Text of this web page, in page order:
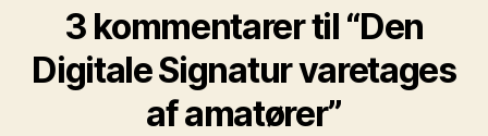
3 kommentarer til “Den
Digitale Signatur varetages
af amatører”